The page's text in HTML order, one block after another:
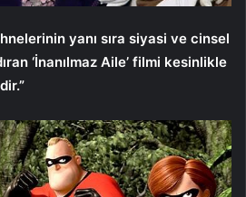
yanı sıra siyasi ve cinsel
‘İnanılmaz Aile’ filmi kesinlikle